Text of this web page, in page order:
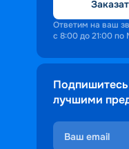
Ответим на ваш
с 8:00 до 21:00
лучшими